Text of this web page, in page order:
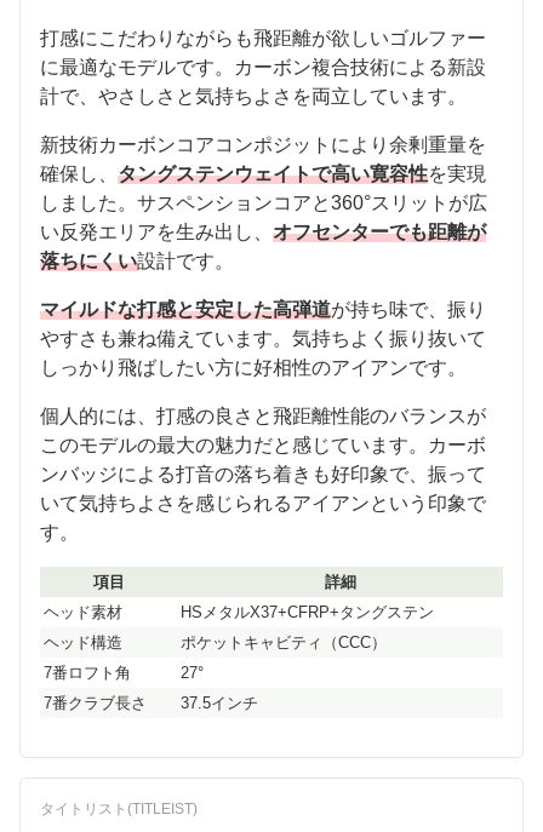
打感にこだわりながらも飛距離が欲しいゴルファー
に最適なモデルです。カーボン複合技術による新設
計で、やさしさと気持ちよさを両立しています。
新技術カーボンコアコンポジットにより余剰重量を
確保し、 タングステンウェイトで高い寛容性を実現
しました。サスペンションコアと360°スリットが広
い反発エリアを生み出し、 オフセンターでも距離が
落ちにくい設計です。
マイルドな打感と安定した高弾道が持ち味で、振り
やすさも兼ね備えています。気持ちよく振り抜いて
しっかり飛ばしたい方に好相性のアイアンです。
個人的には、打感の良さと飛距離性能のバランスが
このモデルの最大の魅力だと感じています。カーボ
ンバッジによる打音の落ち着きも好印象で、振って
いて気持ちよさを感じられるアイアンという印象で
す。
項目
詳細
ヘッド素材
HSメタルX37+CFRP+タングステン
ヘッド構造
ポケットキャビティ（CCC）
7番ロフト角
27°
7番クラブ長さ
37.5インチ
タイトリスト(TITLEIST)